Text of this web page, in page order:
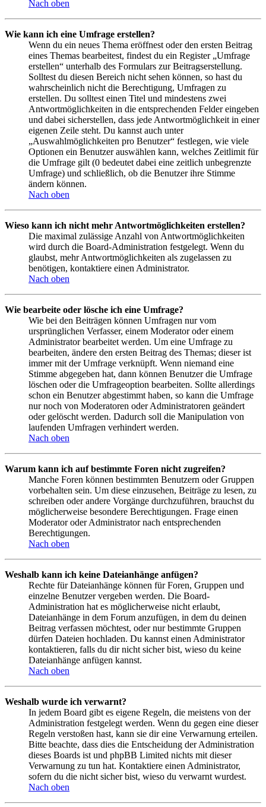
Nach oben
Wie kann ich eine Umfrage erstellen?
Wenn du ein neues Thema eröffnest oder den ersten Beitrag
eines Themas bearbeitest, findest du ein Register „Umfrage
erstellen“ unterhalb des Formulars zur Beitragserstellung.
Solltest du diesen Bereich nicht sehen können, so hast du
wahrscheinlich nicht die Berechtigung, Umfragen zu
erstellen. Du solltest einen Titel und mindestens zwei
Antwortmöglichkeiten in die entsprechenden Felder eingeben
und dabei sicherstellen, dass jede Antwortmöglichkeit in einer
eigenen Zeile steht. Du kannst auch unter
„Auswahlmöglichkeiten pro Benutzer“ festlegen, wie viele
Optionen ein Benutzer auswählen kann, welches Zeitlimit für
die Umfrage gilt (0 bedeutet dabei eine zeitlich unbegrenzte
Umfrage) und schließlich, ob die Benutzer ihre Stimme
ändern können.
Nach oben
Wieso kann ich nicht mehr Antwortmöglichkeiten erstellen?
Die maximal zulässige Anzahl von Antwortmöglichkeiten
wird durch die Board-Administration festgelegt. Wenn du
glaubst, mehr Antwortmöglichkeiten als zugelassen zu
benötigen, kontaktiere einen Administrator.
Nach oben
Wie bearbeite oder lösche ich eine Umfrage?
Wie bei den Beiträgen können Umfragen nur vom
ursprünglichen Verfasser, einem Moderator oder einem
Administrator bearbeitet werden. Um eine Umfrage zu
bearbeiten, ändere den ersten Beitrag des Themas; dieser ist
immer mit der Umfrage verknüpft. Wenn niemand eine
Stimme abgegeben hat, dann können Benutzer die Umfrage
löschen oder die Umfrageoption bearbeiten. Sollte allerdings
schon ein Benutzer abgestimmt haben, so kann die Umfrage
nur noch von Moderatoren oder Administratoren geändert
oder gelöscht werden. Dadurch soll die Manipulation von
laufenden Umfragen verhindert werden.
Nach oben
Warum kann ich auf bestimmte Foren nicht zugreifen?
Manche Foren können bestimmten Benutzern oder Gruppen
vorbehalten sein. Um diese einzusehen, Beiträge zu lesen, zu
schreiben oder andere Vorgänge durchzuführen, brauchst du
möglicherweise besondere Berechtigungen. Frage einen
Moderator oder Administrator nach entsprechenden
Berechtigungen.
Nach oben
Weshalb kann ich keine Dateianhänge anfügen?
Rechte für Dateianhänge können für Foren, Gruppen und
einzelne Benutzer vergeben werden. Die Board-
Administration hat es möglicherweise nicht erlaubt,
Dateianhänge in dem Forum anzufügen, in dem du deinen
Beitrag verfassen möchtest, oder nur bestimmte Gruppen
dürfen Dateien hochladen. Du kannst einen Administrator
kontaktieren, falls du dir nicht sicher bist, wieso du keine
Dateianhänge anfügen kannst.
Nach oben
Weshalb wurde ich verwarnt?
In jedem Board gibt es eigene Regeln, die meistens von der
Administration festgelegt werden. Wenn du gegen eine dieser
Regeln verstoßen hast, kann sie dir eine Verwarnung erteilen.
Bitte beachte, dass dies die Entscheidung der Administration
dieses Boards ist und phpBB Limited nichts mit dieser
Verwarnung zu tun hat. Kontaktiere einen Administrator,
sofern du die nicht sicher bist, wieso du verwarnt wurdest.
Nach oben